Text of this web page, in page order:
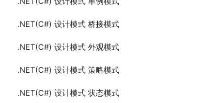
.NET(C#) 设计模式 桥接模式
.NET(C#) 设计模式 外观模式
.NET(C#) 设计模式 策略模式
.NET(C#) 设计模式 状态模式